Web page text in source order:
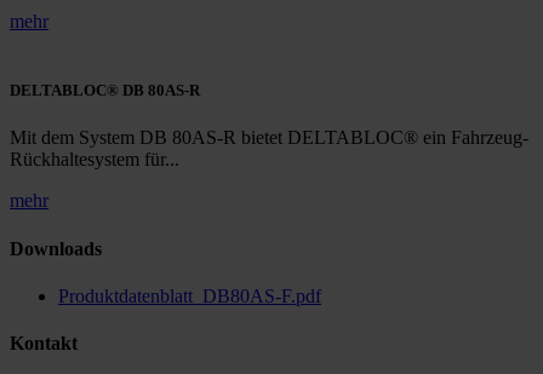
mehr
DELTABLOC® DB 80AS-R
Mit dem System DB 80AS-R bietet DELTABLOC® ein Fahrzeug-
Rückhaltesystem für...
mehr
Downloads
Produktdatenblatt_DB80AS-F.pdf
Kontakt